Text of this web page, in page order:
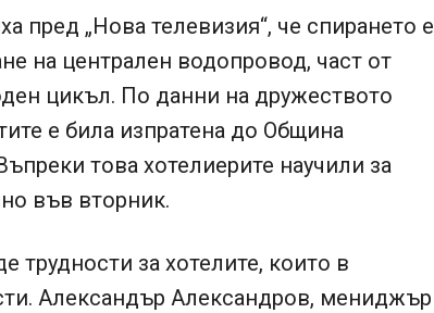
пред „Нова телевизия“, че спирането е
на централен водопровод, част от
цикъл. По данни на дружеството
е била изпратена до Община
това хотелиерите научили за
във вторник.
трудности за хотелите, които в
Александър Александров, мениджър